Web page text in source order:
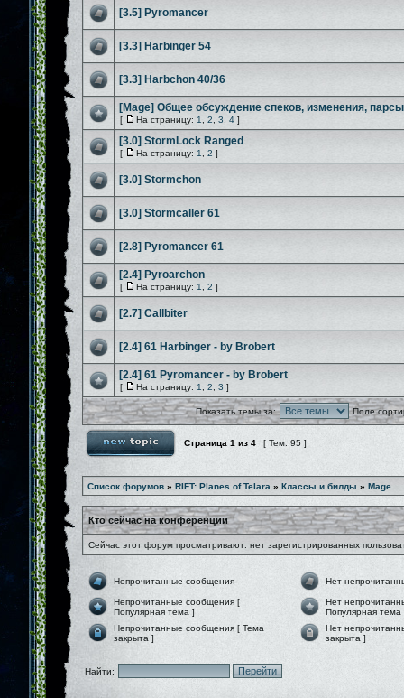
[3.5] Pyromancer
[3.3] Harbinger 54
[3.3] Harbchon 40/36
[Mage] Общее обсуждение спеков, изменения, парсы
[ На страницу: 1 2 3 4 ]
[3.0] StormLock Ranged
[ На страницу: 1 2 ]
[3.0] Stormchon
[3.0] Stormcaller 61
[2.8] Pyromancer 61
[2.4] Pyroarchon
[ На страницу: 1 2 ]
[2.7] Callbiter
[2.4] 61 Harbinger - by Brobert
[2.4] 61 Pyromancer - by Brobert
[ На страницу: 1 2 3 ]
Показать темы за: Поле
Страница 1 из 4 [ Тем: 95 ]
Список форумов » RIFT: Planes of Telara » Классы и билды » Mage
Кто сейчас на конференции
Сейчас этот форум просматривают: нет зарегистрированных
Непрочитанные сообщения Нет
Непрочитанные сообщения [
Популярная тема ]
Нет
Популярная тема
Непрочитанные сообщения [ Тема
закрыта ]
Нет
закрыта ]
Найти: